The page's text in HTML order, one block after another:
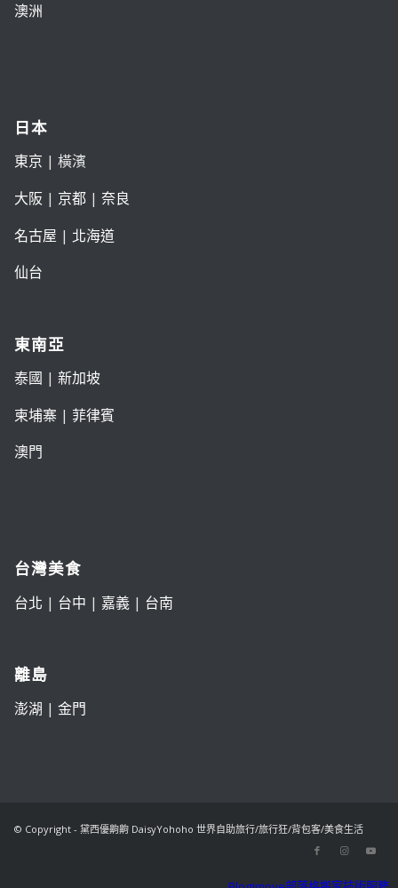
澳洲
日本
東京 | 橫濱
大阪 | 京都| 奈良
名古屋 | 北海道
仙台
東南亞
泰國 | 新加坡
柬埔寨 | 菲律賓
澳門
台灣美食
台北 | 台中 | 嘉義| 台南
離島
澎湖 | 金門
© Copyright - 黛西優齁齁 DaisyYohoho 世界自助旅行/旅行狂/背包客/美食生活